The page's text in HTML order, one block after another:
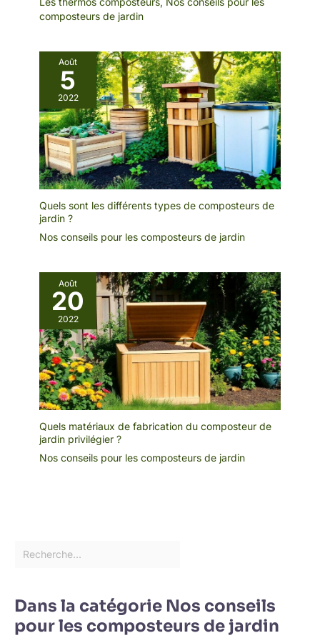
composteurs de jardin
Août
5
2022
Quels sont les différents types de composteurs de
jardin ?
Nos conseils pour les composteurs de jardin
Août
20
2022
Quels matériaux de fabrication du composteur de
jardin privilégier ?
Nos conseils pour les composteurs de jardin
Dans la catégorie Nos conseils
pour les composteurs de jardin